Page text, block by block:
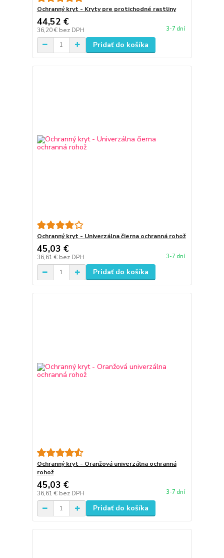
Ochranný kryt - Kryty pre protichodné rastliny
44,52 €
36,20 € bez DPH 3-7 dní
Pridať do košíka
Ochranný kryt - Univerzálna čierna ochranná rohož
45,03 €
36,61 € bez DPH 3-7 dní
Pridať do košíka
Ochranný kryt - Oranžová univerzálna ochranná
rohož
45,03 €
36,61 € bez DPH 3-7 dní
Pridať do košíka